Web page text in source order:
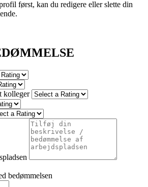
først, kan du redigere eller slette din
kolleger
bedømmelsen